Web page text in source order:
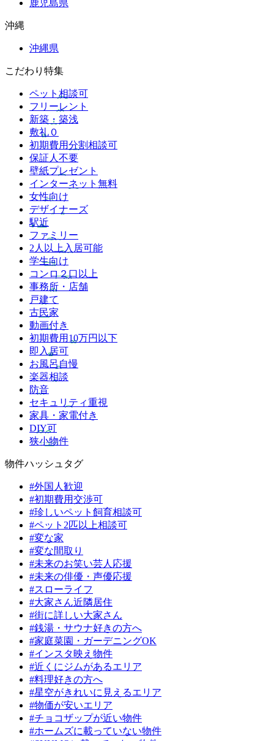
鹿児島県
沖縄
沖縄県
こだわり特集
ペット相談可
フリーレント
新築・築浅
敷礼０
初期費用分割相談可
保証人不要
壁紙プレゼント
インターネット無料
女性向け
デザイナーズ
駅近
ファミリー
2人以上入居可能
学生向け
コンロ２口以上
事務所・店舗
戸建て
古民家
動画付き
初期費用10万円以下
即入居可
お風呂自慢
楽器相談
防音
セキュリティ重視
家具・家電付き
DIY可
狭小物件
物件ハッシュタグ
#外国人歓迎
#初期費用交渉可
#珍しいペット飼育相談可
#ペット2匹以上相談可
#変な家
#変な間取り
#未来のお笑い芸人応援
#未来の俳優・声優応援
#スローライフ
#大家さん近隣居住
#街に詳しい大家さん
#銭湯・サウナ好きの方へ
#家庭菜園・ガーデニングOK
#インスタ映え物件
#近くにジムがあるエリア
#料理好きの方へ
#星空がきれいに見えるエリア
#物価が安いエリア
#チョコザップが近い物件
#ホームズに載っていない物件